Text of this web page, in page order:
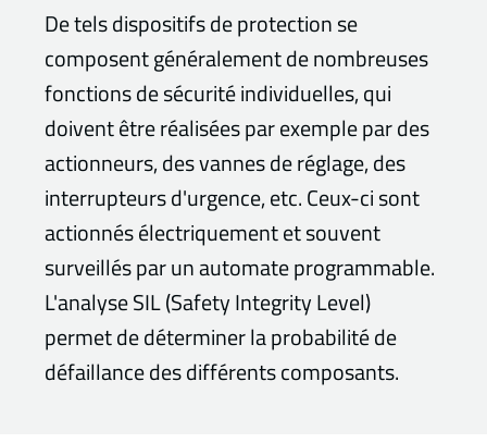
De tels dispositifs de protection se
composent généralement de nombreuses
fonctions de sécurité individuelles, qui
doivent être réalisées par exemple par des
actionneurs, des vannes de réglage, des
interrupteurs d'urgence, etc. Ceux-ci sont
actionnés électriquement et souvent
surveillés par un automate programmable.
L'analyse SIL (Safety Integrity Level)
permet de déterminer la probabilité de
défaillance des différents composants.